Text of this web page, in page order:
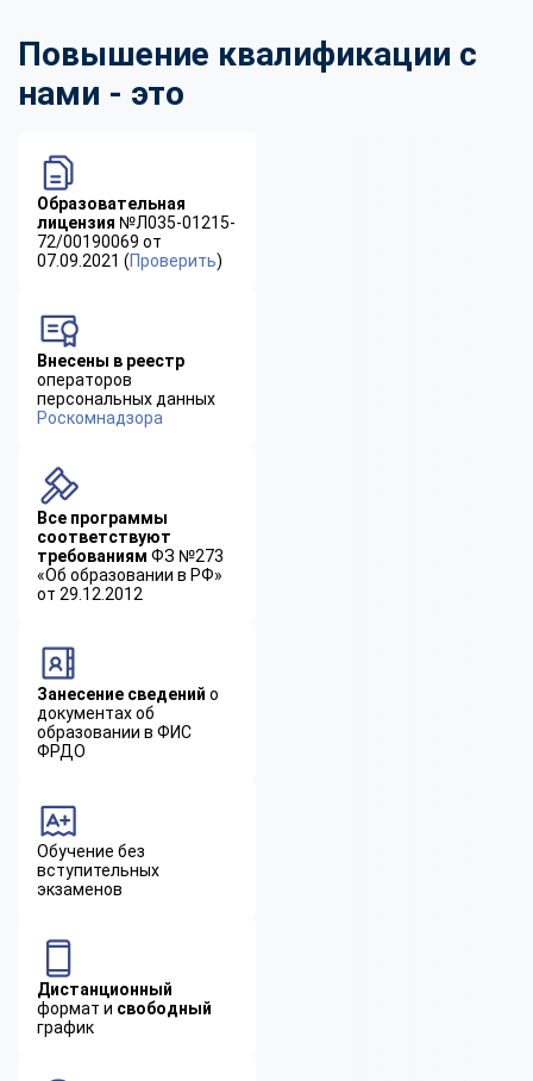
Повышение квалификации с
нами - это
Образовательная
лицензия №Л035-01215-
72/00190069 от
07.09.2021 (Проверить)
Внесены в реестр
операторов
персональных данных
Роскомнадзора
Все программы
соответствуют
требованиям ФЗ №273
«Об образовании в РФ»
от 29.12.2012
Занесение сведений о
документах об
образовании в ФИС
ФРДО
Обучение без
вступительных
экзаменов
Дистанционный
формат и свободный
график